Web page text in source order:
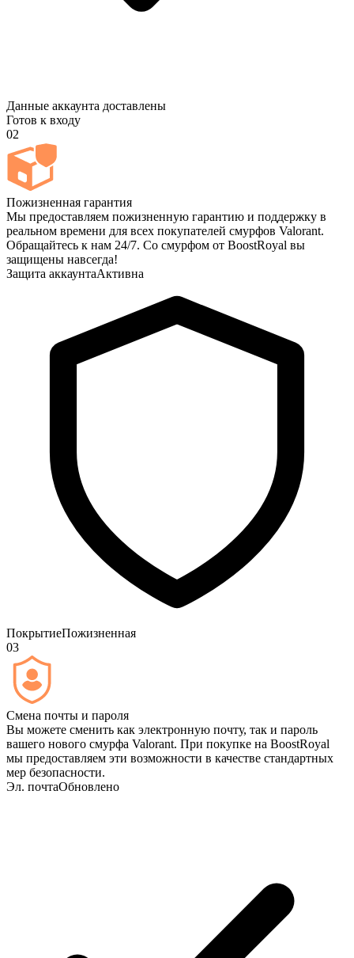
Данные аккаунта доставлены
Готов к входу
02
Пожизненная гарантия
Мы предоставляем пожизненную гарантию и поддержку в
реальном времени для всех покупателей смурфов Valorant.
Обращайтесь к нам 24/7. Со смурфом от BoostRoyal вы
защищены навсегда!
Защита аккаунтаАктивна
ПокрытиеПожизненная
03
Смена почты и пароля
Вы можете сменить как электронную почту, так и пароль
вашего нового смурфа Valorant. При покупке на BoostRoyal
мы предоставляем эти возможности в качестве стандартных
мер безопасности.
Эл. почтаОбновлено